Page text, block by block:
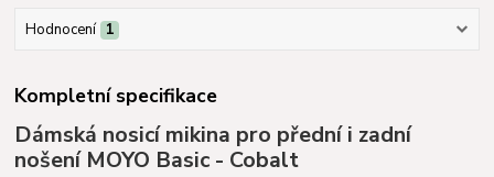
Hodnocení 1
Kompletní specifikace
Dámská nosicí mikina pro přední i zadní
nošení MOYO Basic - Cobalt